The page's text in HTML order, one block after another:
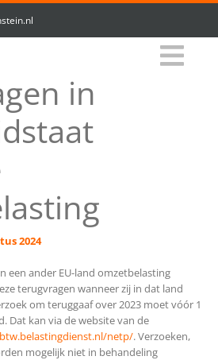
in
2024
een ander EU-land omzetbelasting
terugvragen wanneer zij in dat land
om teruggaaf over 2023 moet vóór 1
Dat kan via de website van de
netp/. Verzoeken,
mogelijk niet in behandeling